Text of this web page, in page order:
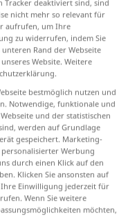
antippen)
Tracker deaktiviert sind, sind
nicht mehr so relevant für
aufrufen, um Ihre
zu widerrufen, indem Sie
Rand der Webseite
Website. Weitere
bestmöglich nutzen und
Notwendige, funktionale und
und der statistischen
werden auf Grundlage
gespeichert. Marketing-
Werbung
durch einen Klick auf den
Klicken Sie ansonsten auf
Einwilligung jederzeit für
Wenn Sie weitere
möchten,